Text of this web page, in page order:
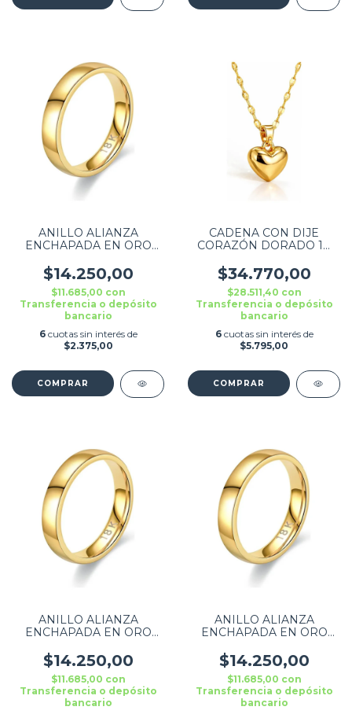
ANILLO ALIANZA
ENCHAPADA EN ORO
$14.250,00
$11.685,00 con
Transferencia o depósito
bancario
6 cuotas sin interés de
$2.375,00
CADENA CON DIJE
CORAZÓN DORADO 10
$34.770,00
$28.511,40 con
Transferencia o depósito
bancario
6 cuotas sin interés de
$5.795,00
ANILLO ALIANZA
ENCHAPADA EN ORO
$14.250,00
$11.685,00 con
Transferencia o depósito
bancario
ANILLO ALIANZA
ENCHAPADA EN ORO
$14.250,00
$11.685,00 con
Transferencia o depósito
bancario